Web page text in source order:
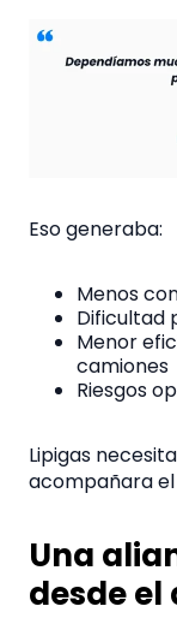
Eso generaba:
Menos
Dificultad
Menor
camiones
Riesgos
Lipigas
acompañara
Una
desde el